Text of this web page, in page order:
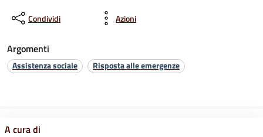
Condividi Azioni
Argomenti
Assistenza sociale Risposta alle emergenze
A cura di